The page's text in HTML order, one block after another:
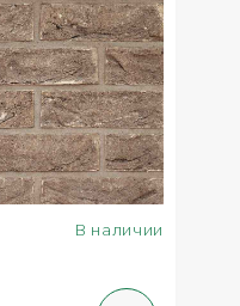
В наличии